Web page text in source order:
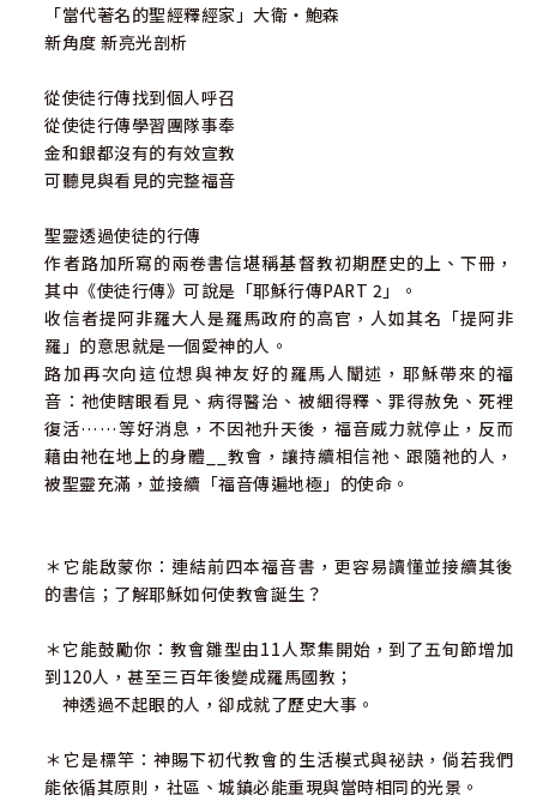
「當代著名的聖經釋經家」大衛‧鮑森
新角度 新亮光剖析
從使徒行傳找到個人呼召
從使徒行傳學習團隊事奉
金和銀都沒有的有效宣教
可聽見與看見的完整福音
聖靈透過使徒的行傳
作者路加所寫的兩卷書信堪稱基督教初期歷史的上、下冊，
其中《使徒行傳》可說是「耶穌行傳PART 2」。
收信者提阿非羅大人是羅馬政府的高官，人如其名「提阿非
羅」的意思就是一個愛神的人。
路加再次向這位想與神友好的羅馬人闡述，耶穌帶來的福
音：祂使瞎眼看見、病得醫治、被綑得釋、罪得赦免、死裡
復活……等好消息，不因祂升天後，福音威力就停止，反而
藉由祂在地上的身體__教會，讓持續相信祂、跟隨祂的人，
被聖靈充滿，並接續「福音傳遍地極」的使命。
＊它能啟蒙你：連結前四本福音書，更容易讀懂並接續其後
的書信；了解耶穌如何使教會誕生？
＊它能鼓勵你：教會雛型由11人聚集開始，到了五旬節增加
到120人，甚至三百年後變成羅馬國教；
神透過不起眼的人，卻成就了歷史大事。
＊它是標竿：神賜下初代教會的生活模式與祕訣，倘若我們
能依循其原則，社區、城鎮必能重現與當時相同的光景。